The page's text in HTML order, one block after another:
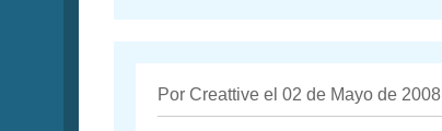
Por Creattive el 02 de Mayo de 2008